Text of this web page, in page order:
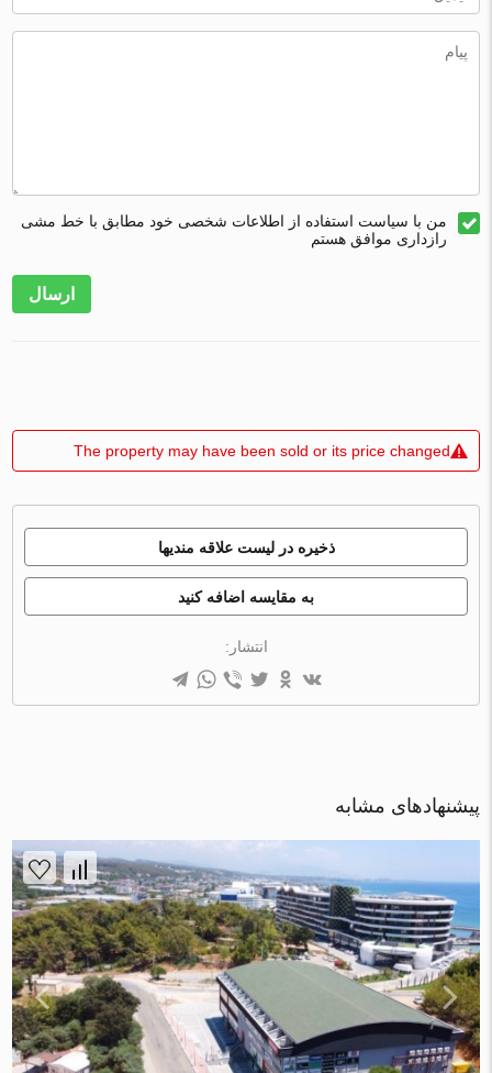
من با سیاست استفاده از اطلاعات شخصی خود مطابق با خط مشی
رازداری موافق هستم
ارسال
The property may have been sold or its price changed
ذخیره در لیست علاقه مندیها
به مقایسه اضافه کنید
انتشار:
پیشنهادهای مشابه